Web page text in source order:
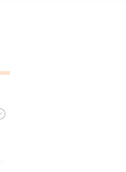
Прайм /